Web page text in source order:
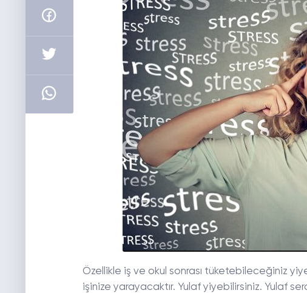
Özellikle iş ve okul sonrası tüketebileceğiniz
işinize yarayacaktır. Yulaf yiyebilirsiniz. Yulaf